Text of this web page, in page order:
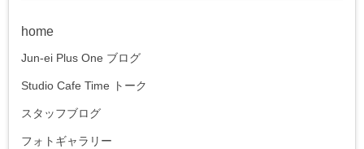
home
Jun-ei Plus One ブログ
Studio Cafe Time トーク
スタッフブログ
フォトギャラリー